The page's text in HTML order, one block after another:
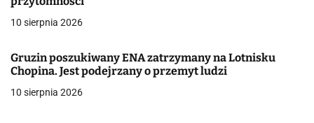
w
i
s
10 sierpnia 2026
Gruzin poszukiwany ENA zatrzymany na Lotnisku
Chopina. Jest podejrzany o przemyt ludzi
10 sierpnia 2026